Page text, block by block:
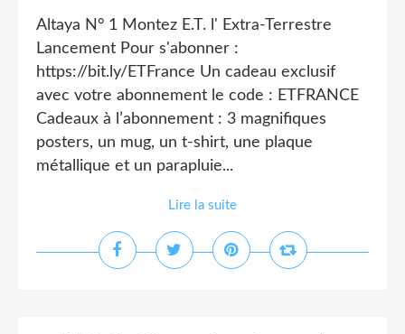
Altaya N° 1 Montez E.T. l' Extra-Terrestre
Lancement Pour s'abonner :
https://bit.ly/ETFrance Un cadeau exclusif
avec votre abonnement le code : ETFRANCE
Cadeaux à l’abonnement : 3 magnifiques
posters, un mug, un t-shirt, une plaque
métallique et un parapluie...
Lire la suite